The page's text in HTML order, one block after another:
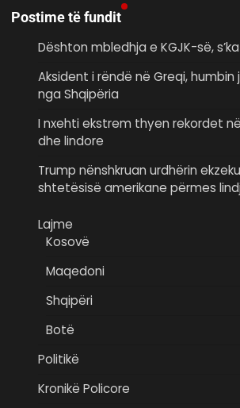
Postime të fundit
Dështon mbledhja e KGJK-së,
Aksident i rëndë në Greqi,
nga Shqipëria
I nxehti ekstrem thyen rekordet
dhe lindore
Trump nënshkruan urdhërin
shtetësisë amerikane përmes
Lajme
Kosovë
Maqedoni
Shqipëri
Botë
Politikë
Kronikë Policore